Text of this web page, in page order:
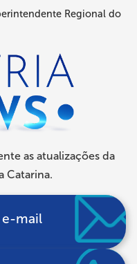
Regional do
as atualizações da
Catarina.
e-mail